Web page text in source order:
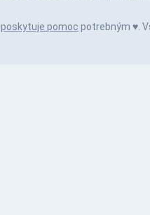
poskytuje pomoc potrebným ♥️.